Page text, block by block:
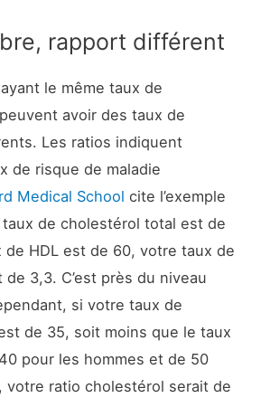
rapport différent
le même taux de
avoir des taux de
Les ratios indiquent
de risque de maladie
Medical School cite l’exemple
de cholestérol total est de
HDL est de 60, votre taux de
3,3. C’est près du niveau
si votre taux de
de 35, soit moins que le taux
pour les hommes et de 50
votre ratio cholestérol serait de